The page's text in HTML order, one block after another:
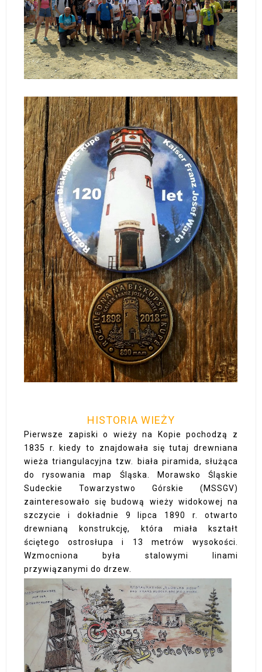
HISTORIA WIEŻY
Pierwsze zapiski o wieży na Kopie pochodzą z
1835 r. kiedy to znajdowała się tutaj drewniana
wieża triangulacyjna tzw. biała piramida, służąca
do rysowania map Śląska. Morawsko Śląskie
Sudeckie Towarzystwo Górskie (MSSGV)
zainteresowało się budową wieży widokowej na
szczycie i dokładnie 9 lipca 1890 r. otwarto
drewnianą konstrukcję, która miała kształt
ściętego ostrosłupa i 13 metrów wysokości.
Wzmocniona była stalowymi linami
przywiązanymi do drzew.